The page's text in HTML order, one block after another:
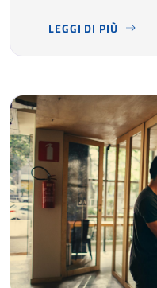
LEGGI DI PIÙ
TRA STABILIMENTI